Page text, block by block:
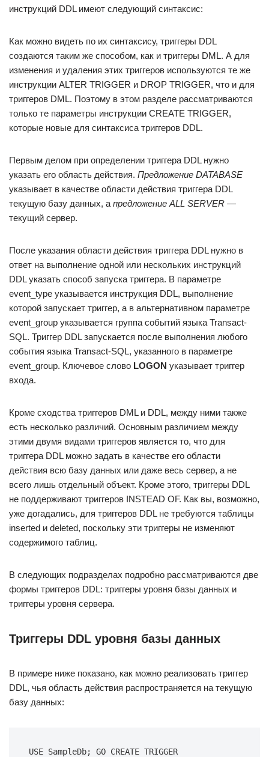
инструкций DDL имеют следующий синтаксис:
Как можно видеть по их синтаксису, триггеры DDL
создаются таким же способом, как и триггеры DML. А для
изменения и удаления этих триггеров используются те же
инструкции ALTER TRIGGER и DROP TRIGGER, что и для
триггеров DML. Поэтому в этом разделе рассматриваются
только те параметры инструкции CREATE TRIGGER,
которые новые для синтаксиса триггеров DDL.
Первым делом при определении триггера DDL нужно
указать его область действия. Предложение DATABASE
указывает в качестве области действия триггера DDL
текущую базу данных, а предложение ALL SERVER —
текущий сервер.
После указания области действия триггера DDL нужно в
ответ на выполнение одной или нескольких инструкций
DDL указать способ запуска триггера. В параметре
event_type указывается инструкция DDL, выполнение
которой запускает триггер, а в альтернативном параметре
event_group указывается группа событий языка Transact-
SQL. Триггер DDL запускается после выполнения любого
события языка Transact-SQL, указанного в параметре
event_group. Ключевое слово LOGON указывает триггер
входа.
Кроме сходства триггеров DML и DDL, между ними также
есть несколько различий. Основным различием между
этими двумя видами триггеров является то, что для
триггера DDL можно задать в качестве его области
действия всю базу данных или даже весь сервер, а не
всего лишь отдельный объект. Кроме этого, триггеры DDL
не поддерживают триггеров INSTEAD OF. Как вы, возможно,
уже догадались, для триггеров DDL не требуются таблицы
inserted и deleted, поскольку эти триггеры не изменяют
содержимого таблиц.
В следующих подразделах подробно рассматриваются две
формы триггеров DDL: триггеры уровня базы данных и
триггеры уровня сервера.
Триггеры DDL уровня базы данных
В примере ниже показано, как можно реализовать триггер
DDL, чья область действия распространяется на текущую
базу данных:
USE SampleDb; GO CREATE TRIGGER